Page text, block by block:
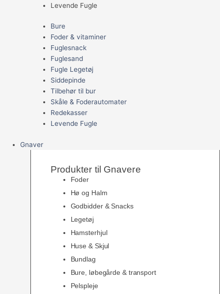
Levende Fugle
Bure
Foder & vitaminer
Fuglesnack
Fuglesand
Fugle Legetøj
Siddepinde
Tilbehør til bur
Skåle & Foderautomater
Redekasser
Levende Fugle
Gnaver
Produkter til Gnavere
Foder
Hø og Halm
Godbidder & Snacks
Legetøj
Hamsterhjul
Huse & Skjul
Bundlag
Bure, løbegårde & transport
Pelspleje